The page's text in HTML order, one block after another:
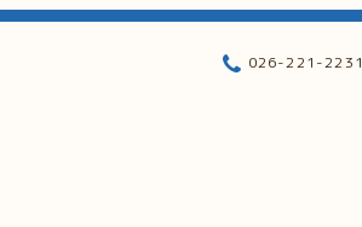
026-221-2231